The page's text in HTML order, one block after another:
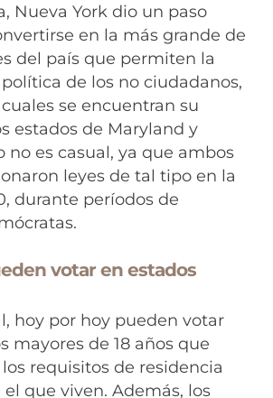
Nueva York dio un paso
en la más grande de
del país que permiten la
de los no ciudadanos,
se encuentran su
estados de Maryland y
no es casual, ya que ambos
leyes de tal tipo en la
durante períodos de
votar en estados
hoy por hoy pueden votar
mayores de 18 años que
requisitos de residencia
que viven. Además, los